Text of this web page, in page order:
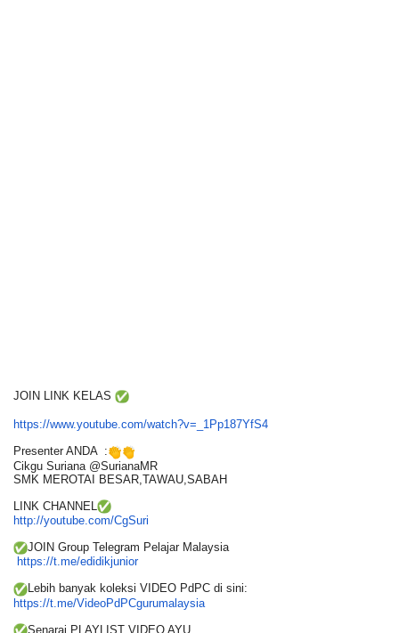
JOIN LINK KELAS
https://www.youtube.com/watch?v=_1Pp187YfS4
Presenter ANDA :
Cikgu Suriana @SurianaMR
SMK MEROTAI BESAR,TAWAU,SABAH
LINK CHANNEL
http://youtube.com/CgSuri
JOIN Group Telegram Pelajar Malaysia
https://t.me/edidikjunior
Lebih banyak koleksi VIDEO PdPC di sini:
https://t.me/VideoPdPCgurumalaysia
Senarai PLAYLIST VIDEO AYU